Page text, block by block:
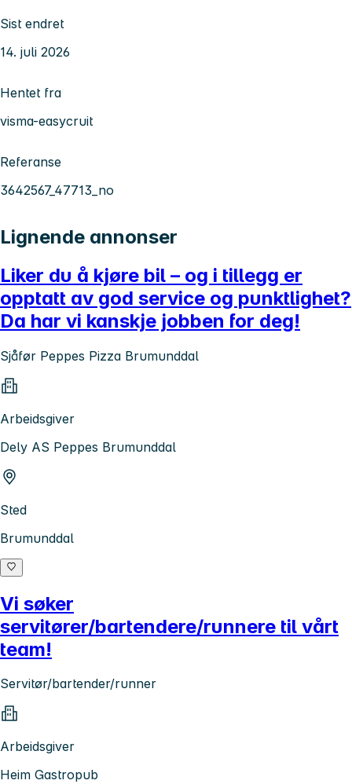
Sist endret
14. juli 2026
Hentet fra
visma-easycruit
Referanse
3642567_47713_no
Lignende annonser
Liker du å kjøre bil – og i tillegg er
opptatt av god service og punktlighet?
Da har vi kanskje jobben for deg!
Sjåfør Peppes Pizza Brumunddal
Arbeidsgiver
Dely AS Peppes Brumunddal
Sted
Brumunddal
Vi søker
servitører/bartendere/runnere til vårt
team!
Servitør/bartender/runner
Arbeidsgiver
Heim Gastropub